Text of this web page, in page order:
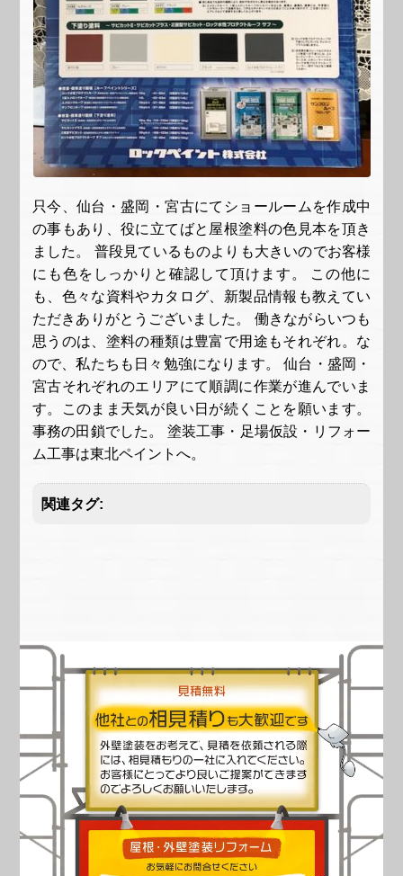
只今、仙台・盛岡・宮古にてショールームを作成中
の事もあり、役に立てばと屋根塗料の色見本を頂き
ました。 普段見ているものよりも大きいのでお客様
にも色をしっかりと確認して頂けます。 この他に
も、色々な資料やカタログ、新製品情報も教えてい
ただきありがとうございました。 働きながらいつも
思うのは、塗料の種類は豊富で用途もそれぞれ。な
ので、私たちも日々勉強になります。 仙台・盛岡・
宮古それぞれのエリアにて順調に作業が進んでいま
す。このまま天気が良い日が続くことを願います。
事務の田鎖でした。 塗装工事・足場仮設・リフォー
ム工事は東北ペイントへ。
関連タグ: